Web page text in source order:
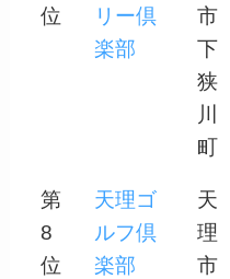
位
リー倶
楽部
市
下
狭
川
町
第
8
位
天理ゴ
ルフ倶
楽部
天
理
市